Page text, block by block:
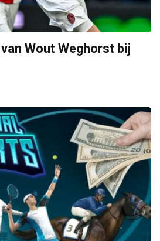
Wout Weghorst bij